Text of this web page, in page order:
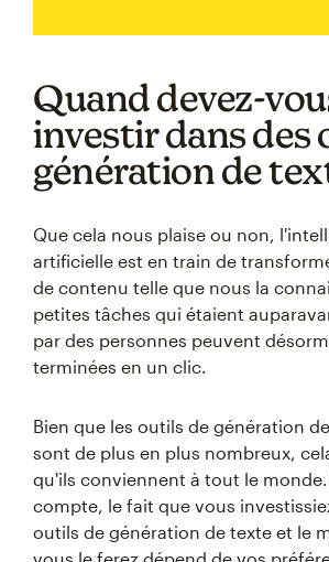
Quand devez-
investir dans des
génération de
Que cela nous plaise ou non,
artificielle est en train de
de contenu telle que nous la
petites tâches qui étaient
par des personnes peuvent
terminées en un clic.
Bien que les outils de génération
sont de plus en plus nombreux,
qu'ils conviennent à tout le monde.
compte, le fait que vous
outils de génération de texte et le